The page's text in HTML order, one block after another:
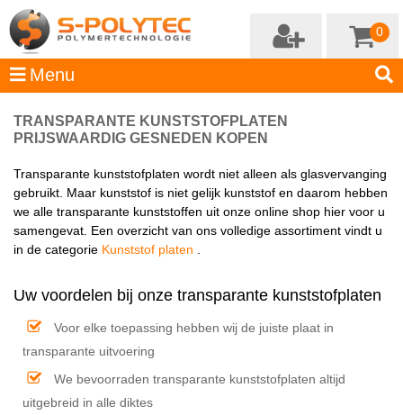
0
TRANSPARANTE KUNSTSTOFPLATEN
PRIJSWAARDIG GESNEDEN KOPEN
Transparante kunststofplaten wordt niet alleen als glasvervanging
gebruikt. Maar kunststof is niet gelijk kunststof en daarom hebben
we alle transparante kunststoffen uit onze online shop hier voor u
samengevat. Een overzicht van ons volledige assortiment vindt u
in de categorie Kunststof platen
Uw voordelen bij onze transparante kunststofplaten
Voor elke toepassing hebben wij de juiste plaat in
transparante uitvoering
We bevoorraden transparante kunststofplaten altijd
uitgebreid in alle diktes